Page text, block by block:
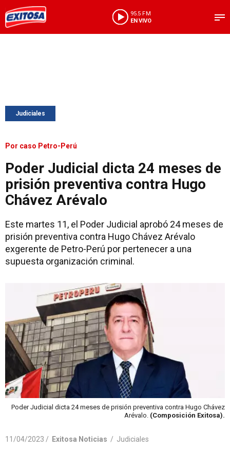
95.5 FM
EN VIVO
Judiciales
Por caso Petro-Perú
Poder Judicial dicta 24 meses de
prisión preventiva contra Hugo
Chávez Arévalo
Este martes 11, el Poder Judicial aprobó 24 meses de
prisión preventiva contra Hugo Chávez Arévalo
exgerente de Petro-Perú por pertenecer a una
supuesta organización criminal.
Poder Judicial dicta 24 meses de prisión preventiva contra Hugo Chávez
Arévalo. (Composición Exitosa).
11/04/2023 / Exitosa Noticias / Judiciales